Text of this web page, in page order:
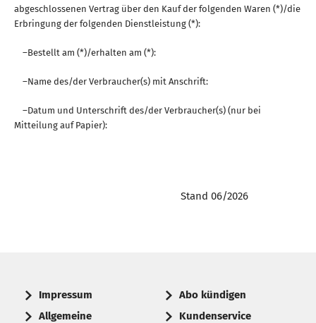
abgeschlossenen Vertrag über den Kauf der folgenden Waren (*)/die
Erbringung der folgenden Dienstleistung (*):
–Bestellt am (*)/erhalten am (*):
–Name des/der Verbraucher(s) mit Anschrift:
–Datum und Unterschrift des/der Verbraucher(s) (nur bei
Mitteilung auf Papier):
Stand 06/2026
Impressum
Allgemeine
Abo kündigen
Kundenservice